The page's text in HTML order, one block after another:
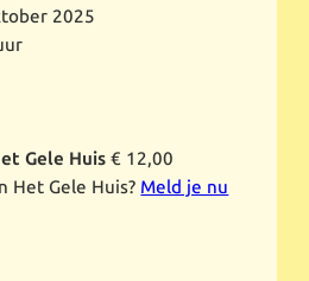
2025
Gele Huis € 12,00
Het Gele Huis? Meld je nu